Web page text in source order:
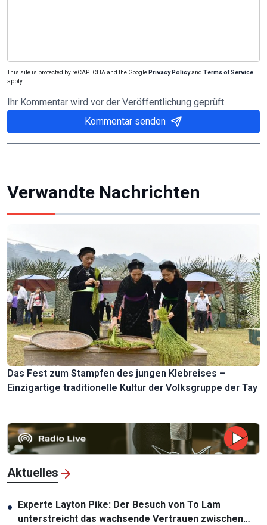
This site is protected by reCAPTCHA and the Google Privacy Policyand Terms of Service
apply.
Ihr Kommentar wird vor der Veröffentlichung geprüft
Kommentar senden
Verwandte Nachrichten
Das Fest zum Stampfen des jungen Klebreises –
Einzigartige traditionelle Kultur der Volksgruppe der Tay
Aktuelles
● Experte Layton Pike: Der Besuch von To Lam
unterstreicht das wachsende Vertrauen zwischen